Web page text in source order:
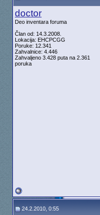
doctor
Deo inventara foruma
Član od: 14.3.2008.
Lokacija: EHCPCGG
Poruke: 12.341
Zahvalnice: 4.446
Zahvaljeno 3.428 puta na 2.361
poruka
24.2.2010, 0:55